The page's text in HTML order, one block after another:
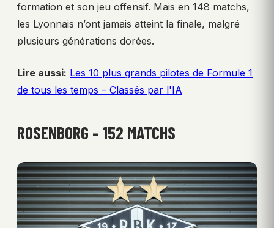
formation et son jeu offensif. Mais en 148 matchs,
les Lyonnais n’ont jamais atteint la finale, malgré
plusieurs générations dorées.
Lire aussi: Les 10 plus grands pilotes de Formule 1
de tous les temps – Classés par l'IA
ROSENBORG – 152 MATCHS